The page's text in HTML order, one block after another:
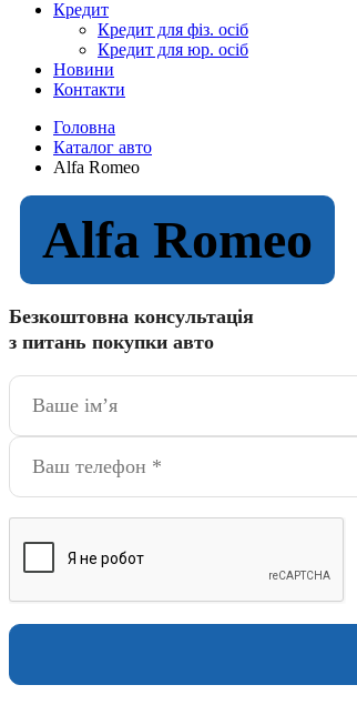
Кредит
Кредит для фіз. осіб
Кредит для юр. осіб
Новини
Контакти
Головна
Каталог авто
Alfa Romeo
Alfa Romeo
Безкоштовна консультація
з питань покупки авто